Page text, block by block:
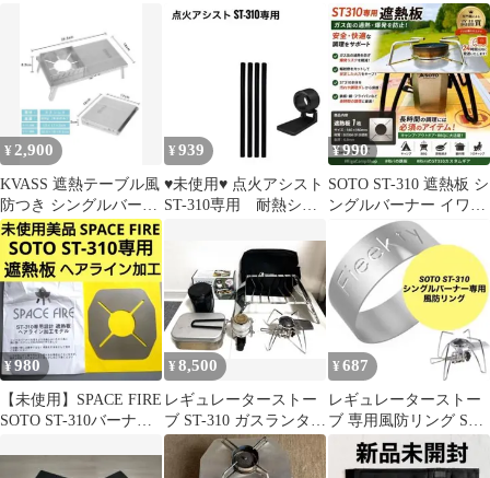
ソマノゴトク
グ【ステンレスSUS304
風防厚み1.5mm】
¥ 2,900
KVASS 遮熱テーブル風
防つき シングルバーナ
ー st310
¥ 939
♥未使用♥ 点火アシスト
ST-310専用 耐熱シリ
¥990
SOTO ST-310 遮熱板 シ
ングルバーナー イワタ
ニ ソト SOTO遮熱板
¥980
【未使用】SPACE FIRE
SOTO ST-310バーナー
¥8,500
レギュレーターストー
ブ ST-310 ガスランタ
ン クッカースタン
ド まとめ売り
¥ 687
レギュレーターストー
ブ 専用風防リング ST-
310シングルバーナー対